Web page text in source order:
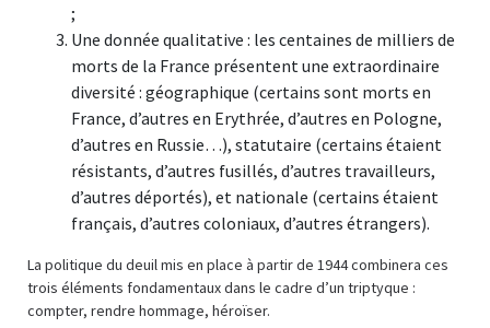
;
Une donnée qualitative : les centaines de milliers de
morts de la France présentent une extraordinaire
diversité : géographique (certains sont morts en
France, d’autres en Erythrée, d’autres en Pologne,
d’autres en Russie…), statutaire (certains étaient
résistants, d’autres fusillés, d’autres travailleurs,
d’autres déportés), et nationale (certains étaient
français, d’autres coloniaux, d’autres étrangers).
La politique du deuil mis en place à partir de 1944 combinera ces
trois éléments fondamentaux dans le cadre d’un triptyque :
compter, rendre hommage, héroïser.